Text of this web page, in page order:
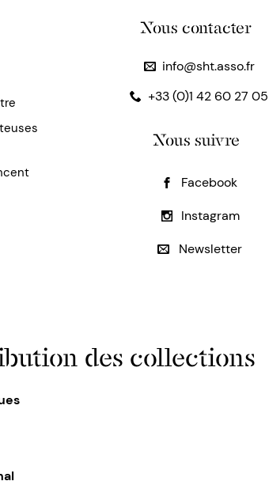
Nous contacter
info@sht.asso.fr
+33 (0)1 42 60 27 05
Nous suivre
Facebook
Instagram
Newsletter
des collections